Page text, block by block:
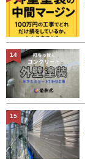
14
15